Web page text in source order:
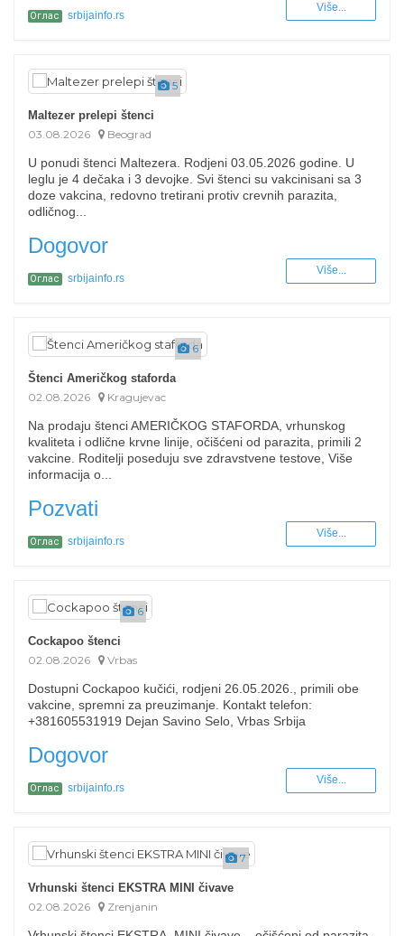
Оглас srbijainfo.rs
Više...
5
Maltezer prelepi štenci
03.08.2026
Beograd
U ponudi štenci Maltezera. Rodjeni 03.05.2026 godine. U
leglu je 4 dečaka i 3 devojke. Svi štenci su vakcinisani sa 3
doze vakcina, redovno tretirani protiv crevnih parazita,
odličnog...
Dogovor
Оглас srbijainfo.rs
Više...
6
Štenci Američkog staforda
02.08.2026
Kragujevac
Na prodaju štenci AMERIČKOG STAFORDA, vrhunskog
kvaliteta i odlične krvne linije, očišćeni od parazita, primili 2
vakcine. Roditelji poseduju sve zdravstvene testove, Više
informacija o...
Pozvati
Оглас srbijainfo.rs
Više...
6
Cockapoo štenci
02.08.2026
Vrbas
Dostupni Cockapoo kučići, rodjeni 26.05.2026., primili obe
vakcine, spremni za preuzimanje. Kontakt telefon:
+381605531919 Dejan Savino Selo, Vrbas Srbija
Dogovor
Оглас srbijainfo.rs
Više...
7
Vrhunski štenci EKSTRA MINI čivave
02.08.2026
Zrenjanin